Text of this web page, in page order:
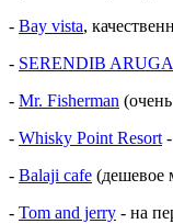
- Bay vista,
- SERENDIB
- Mr. Fisherman
- Whisky Point Resort
- Balaji cafe (дешевое
- Tom and jerry - на